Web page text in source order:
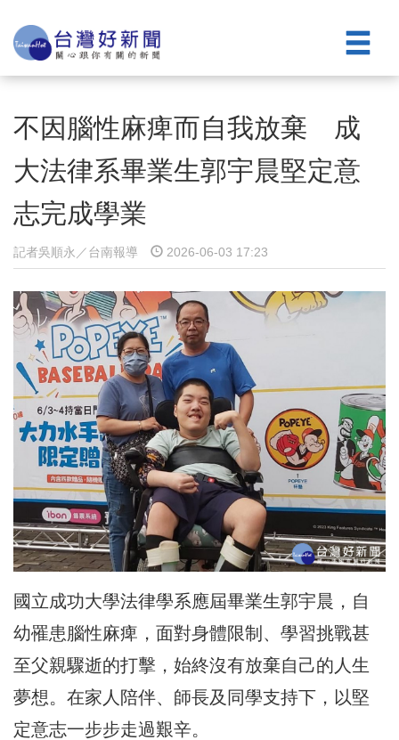
不因腦性麻痺而自我放棄 成
大法律系畢業生郭宇晨堅定意
志完成學業
記者吳順永／台南報導 2026-06-03 17:23
國立成功大學法律學系應屆畢業生郭宇晨，自
幼罹患腦性麻痺，面對身體限制、學習挑戰甚
至父親驟逝的打擊，始終沒有放棄自己的人生
夢想。在家人陪伴、師長及同學支持下，以堅
定意志一步步走過艱辛。